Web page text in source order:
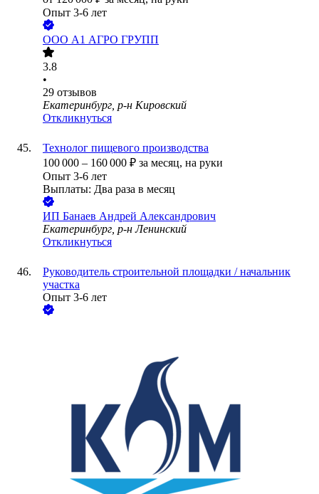
Опыт 3-6 лет
ООО А1 АГРО ГРУПП
3.8
•
29 отзывов
Екатеринбург, р-н Кировский
Откликнуться
Технолог пищевого производства
100 000 – 160 000 ₽ за месяц, на руки
Опыт 3-6 лет
Выплаты: Два раза в месяц
ИП Банаев Андрей Александрович
Екатеринбург, р-н Ленинский
Откликнуться
Руководитель строительной площадки / начальник
участка
Опыт 3-6 лет